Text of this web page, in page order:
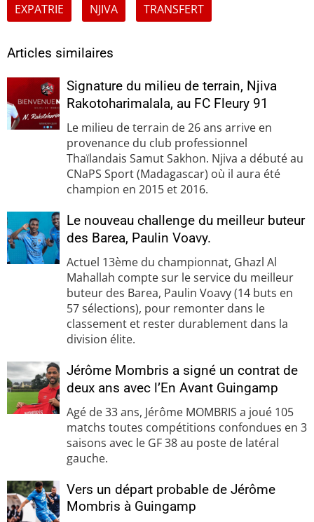
EXPATRIE NJIVA TRANSFERT
Articles similaires
Signature du milieu de terrain, Njiva
Rakotoharimalala, au FC Fleury 91
Le milieu de terrain de 26 ans arrive en
provenance du club professionnel
Thaïlandais Samut Sakhon. Njiva a débuté au
CNaPS Sport (Madagascar) où il aura été
champion en 2015 et 2016.
Le nouveau challenge du meilleur buteur
des Barea, Paulin Voavy.
Actuel 13ème du championnat, Ghazl Al
Mahallah compte sur le service du meilleur
buteur des Barea, Paulin Voavy (14 buts en
57 sélections), pour remonter dans le
classement et rester durablement dans la
division élite.
Jérôme Mombris a signé un contrat de
deux ans avec l’En Avant Guingamp
Agé de 33 ans, Jérôme MOMBRIS a joué 105
matchs toutes compétitions confondues en 3
saisons avec le GF 38 au poste de latéral
gauche.
Vers un départ probable de Jérôme
Mombris à Guingamp